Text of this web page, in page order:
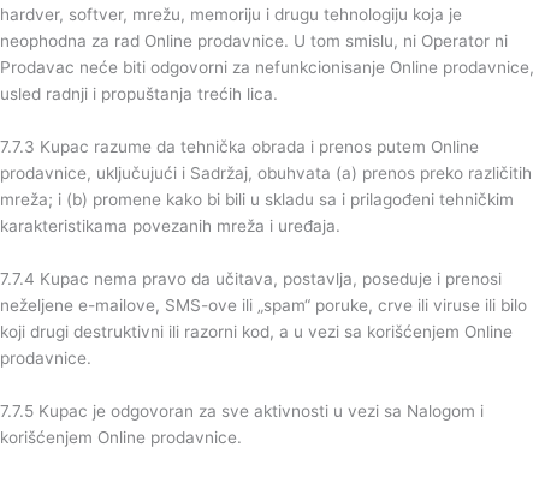
hardver, softver, mrežu, memoriju i drugu tehnologiju koja je
neophodna za rad Online prodavnice. U tom smislu, ni Operator ni
Prodavac neće biti odgovorni za nefunkcionisanje Online prodavnice,
usled radnji i propuštanja trećih lica.
7.7.3 Kupac razume da tehnička obrada i prenos putem Online
prodavnice, uključujući i Sadržaj, obuhvata (a) prenos preko različitih
mreža; i (b) promene kako bi bili u skladu sa i prilagođeni tehničkim
karakteristikama povezanih mreža i uređaja.
7.7.4 Kupac nema pravo da učitava, postavlja, poseduje i prenosi
neželjene e-mailove, SMS-ove ili „spam“ poruke, crve ili viruse ili bilo
koji drugi destruktivni ili razorni kod, a u vezi sa korišćenjem Online
prodavnice.
7.7.5 Kupac je odgovoran za sve aktivnosti u vezi sa Nalogom i
korišćenjem Online prodavnice.